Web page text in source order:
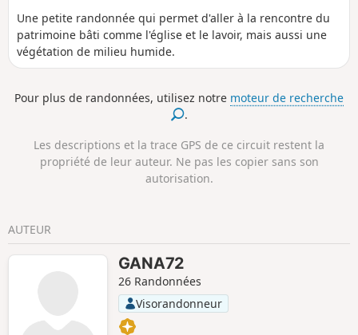
Une petite randonnée qui permet d'aller à la rencontre du
patrimoine bâti comme l'église et le lavoir, mais aussi une
végétation de milieu humide.
Pour plus de randonnées, utilisez notre moteur de recherche
.
Les descriptions et la trace GPS de ce circuit restent la
propriété de leur auteur. Ne pas les copier sans son
autorisation.
AUTEUR
GANA72
26 Randonnées
Visorandonneur